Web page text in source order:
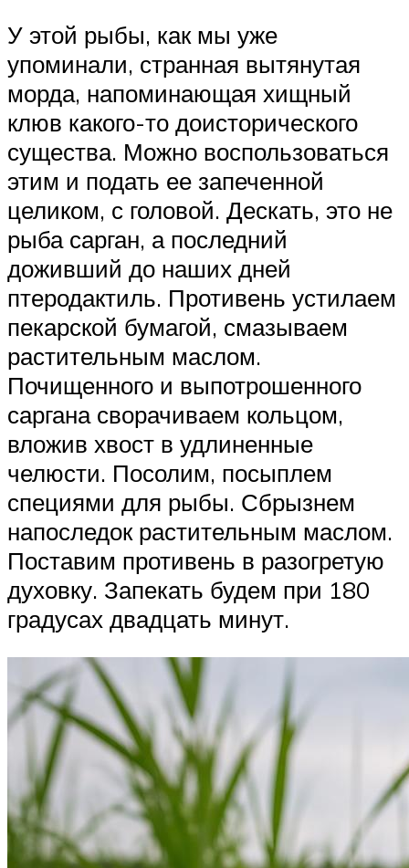
У этой рыбы, как мы уже
упоминали, странная вытянутая
морда, напоминающая хищный
клюв какого-то доисторического
существа. Можно воспользоваться
этим и подать ее запеченной
целиком, с головой. Дескать, это не
рыба сарган, а последний
доживший до наших дней
птеродактиль. Противень устилаем
пекарской бумагой, смазываем
растительным маслом.
Почищенного и выпотрошенного
саргана сворачиваем кольцом,
вложив хвост в удлиненные
челюсти. Посолим, посыплем
специями для рыбы. Сбрызнем
напоследок растительным маслом.
Поставим противень в разогретую
духовку. Запекать будем при 180
градусах двадцать минут.